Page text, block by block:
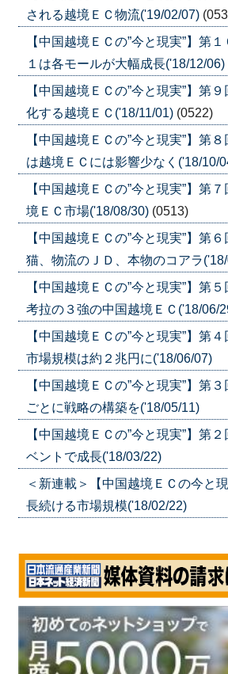
される越境ＥＣ物流('19/02/07)
【中国越境ＥＣの”今と現実”】第
１は各モールが大幅成長('18/12/06)
【中国越境ＥＣの”今と現実”】第
化する越境ＥＣ('18/11/01) (0522)
【中国越境ＥＣの”今と現実”】第
は越境ＥＣには影響少なく('18/10/
【中国越境ＥＣの”今と現実”】第
境ＥＣ市場('18/08/30) (0513)
【中国越境ＥＣの”今と現実”】第
猫、物流のＪＤ、本物のコアラ
【中国越境ＥＣの”今と現実”】第
考拉の３強の中国越境ＥＣ('18/06/
【中国越境ＥＣの”今と現実”】第
市場規模は約２兆円に('18/06/07)
【中国越境ＥＣの”今と現実”】第
ごとに戦略の構築を('18/05/11)
【中国越境ＥＣの”今と現実”】第
ベントで成長('18/03/22)
＜新連載＞【中国越境ＥＣの今と
長続ける市場規模('18/02/22)